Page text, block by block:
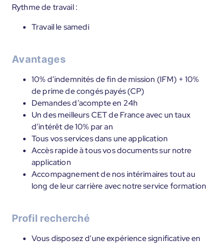
Rythme de travail :
Travail le samedi
Avantages
10% d’indemnités de fin de mission (IFM) + 10%
de prime de congés payés (CP)
Demandes d’acompte en 24h
Un des meilleurs CET de France avec un taux
d’intérêt de 10% par an
Tous vos services dans une application
Accès rapide à tous vos documents sur notre
application
Accompagnement de nos intérimaires tout au
long de leur carrière avec notre service formation
Profil recherché
Vous disposez d'une expérience significative en